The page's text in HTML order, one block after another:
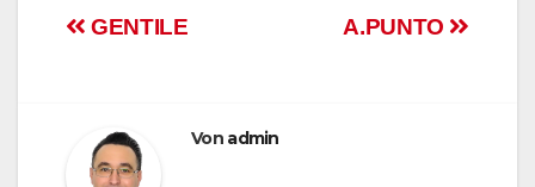
Beitragsnavigation
A.PUNTO
GENTILE
Von admin